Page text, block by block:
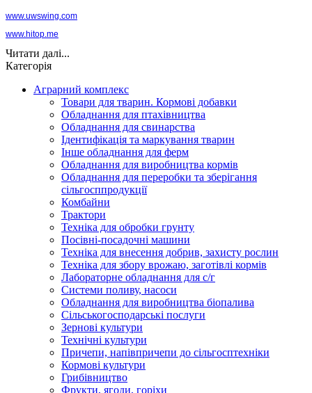
www.uwswing.com
www.hitop.me
Читати далі...
Категорія
Аграрний комплекс
Товари для тварин. Кормові добавки
Обладнання для птахівництва
Обладнання для свинарства
Ідентифікація та маркування тварин
Інше обладнання для ферм
Обладнання для виробництва кормів
Обладнання для переробки та зберігання
сільгосппродукції
Комбайни
Трактори
Техніка для обробки грунту
Посівні-посадочні машини
Техніка для внесення добрив, захисту рослин
Техніка для збору врожаю, заготівлі кормів
Лабораторне обладнання для с/г
Системи поливу, насоси
Обладнання для виробництва біопалива
Сільськогосподарські послуги
Зернові культури
Технічні культури
Причепи, напівпричепи до сільгосптехніки
Кормові культури
Грибівництво
Фрукти, ягоди, горіхи